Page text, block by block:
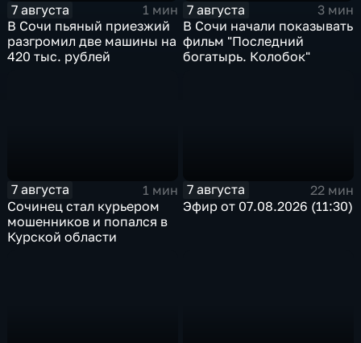
7 августа
1 мин
В Сочи пьяный приезжий
разгромил две машины на
420 тыс. рублей
7 августа
3 мин
В Сочи начали показывать
фильм "Последний
богатырь. Колобок"
7 августа
1 мин
Сочинец стал курьером
мошенников и попался в
Курской области
7 августа
22 мин
Эфир от 07.08.2026 (11:30)